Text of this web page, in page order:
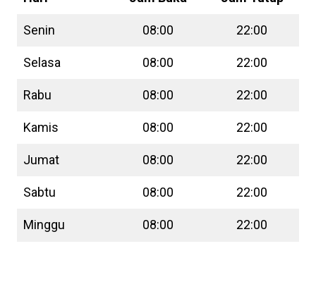
Senin 08:00 22:00
Selasa 08:00 22:00
Rabu 08:00 22:00
Kamis 08:00 22:00
Jumat 08:00 22:00
Sabtu 08:00 22:00
Minggu 08:00 22:00